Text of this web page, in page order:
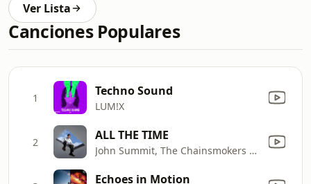
Ver Lista
Canciones Populares
1 Techno Sound
LUM!X
2 ALL THE TIME
John Summit, The Chainsmokers & Ilsey
Echoes in Motion